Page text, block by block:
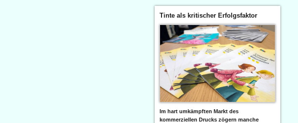
Tinte als kritischer Erfolgsfaktor
Im hart umkämpften Markt des
kommerziellen Drucks zögern manche